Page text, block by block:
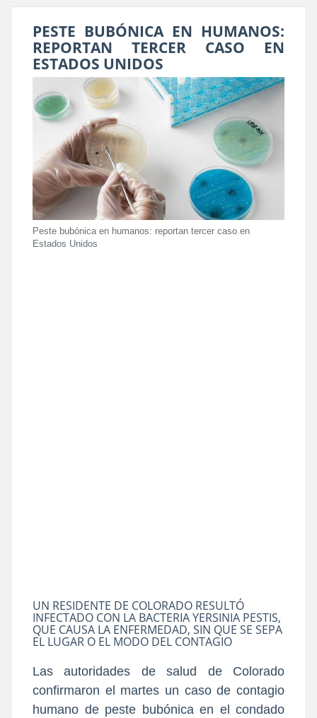
PESTE BUBÓNICA EN HUMANOS:
REPORTAN TERCER CASO EN
ESTADOS UNIDOS
Peste bubónica en humanos: reportan tercer caso en
Estados Unidos
UN RESIDENTE DE COLORADO RESULTÓ
INFECTADO CON LA BACTERIA YERSINIA PESTIS,
QUE CAUSA LA ENFERMEDAD, SIN QUE SE SEPA
EL LUGAR O EL MODO DEL CONTAGIO
Las autoridades de salud de Colorado
confirmaron el martes un caso de contagio
humano de peste bubónica en el condado